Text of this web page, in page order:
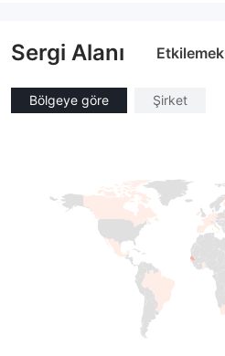
Sergi Alanı Etkilemek
Bölgeye göre Şirket